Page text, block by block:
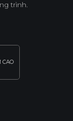
trình.
CAO